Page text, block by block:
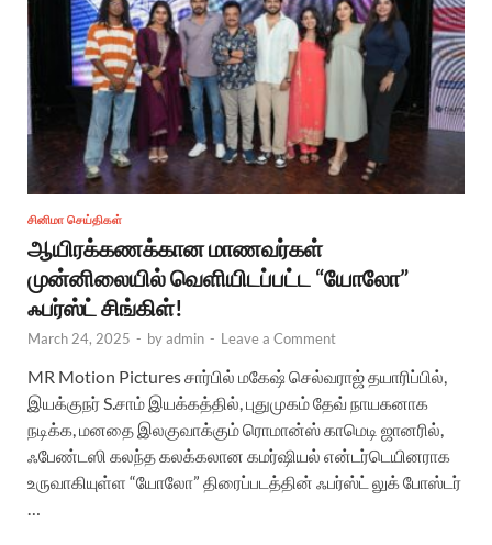
சினிமா செய்திகள்
ஆயிரக்கணக்கான மாணவர்கள்
முன்னிலையில் வெளியிடப்பட்ட “யோலோ”
ஃபர்ஸ்ட் சிங்கிள்!
March 24, 2025 - byadmin - Leave a Comment
MR Motion Pictures சார்பில் மகேஷ் செல்வராஜ் தயாரிப்பில்,
இயக்குநர் S.சாம் இயக்கத்தில், புதுமுகம் தேவ் நாயகனாக
நடிக்க, மனதை இலகுவாக்கும் ரொமான்ஸ் காமெடி ஜானரில்,
ஃபேண்டஸி கலந்த கலக்கலான கமர்ஷியல் என்டர்டெயினராக
உருவாகியுள்ள “யோலோ” திரைப்படத்தின் ஃபர்ஸ்ட் லுக் போஸ்டர்